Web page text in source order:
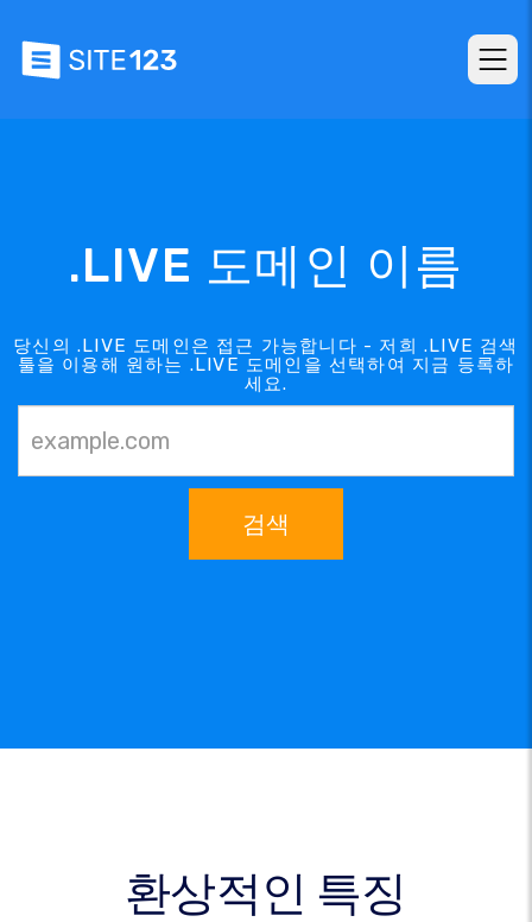
.LIVE 도메인 이름
당신의 .LIVE 도메인은 접근 가능합니다 - 저희 .LIVE 검색
툴을 이용해 원하는 .LIVE 도메인을 선택하여 지금 등록하
세요.
검색
환상적인 특징